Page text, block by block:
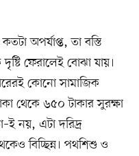
অপর্যাপ্ত, তা বস্তি
ফেরালেই বোঝা যায়।
কোনো সামাজিক
থেকে ৬৫০ টাকার সুরক্ষা
নয়, এটা দরিদ্র
বিচ্ছিন্ন। পথশিশু ও